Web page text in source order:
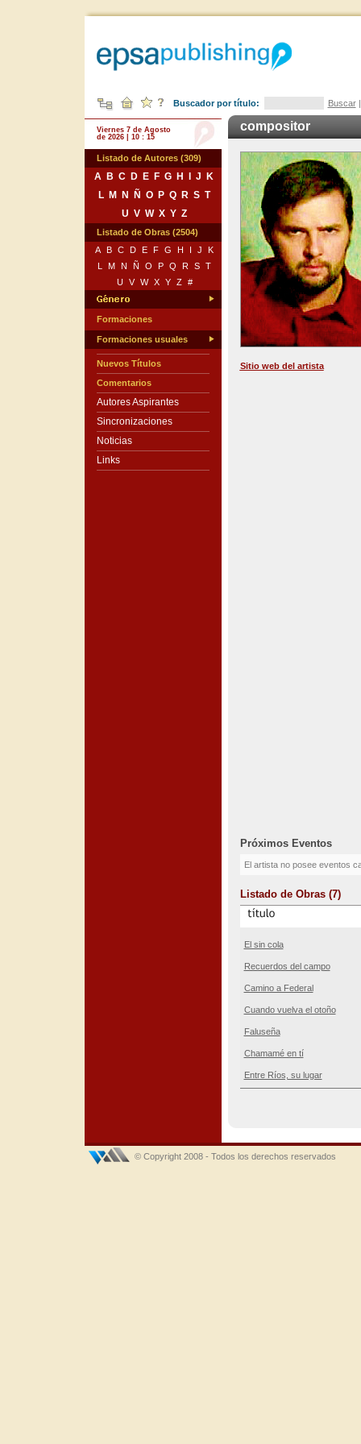
Buscador por título: Buscar
Viernes 7 de Agosto
de 2026 | 10 : 15
Listado de Autores (309)
A B C D E F G H J
K
L
M N Ñ O P Q R S T
U V W X Y Z
Listado de Obras (2504)
A
B C D E F G H I J
K
L
M N Ñ O P Q R S T
U
V W X Y Z #
Formaciones
Formaciones usuales
Nuevos Títulos
Comentarios
Autores Aspirantes
Sincronizaciones
Noticias
Links
compositor
Sitio web del artista
Próximos Eventos
El artista no posee eventos
Listado de Obras (7)
El sin cola
Recuerdos del campo
Camino a Federal
Cuando vuelva el otoño
Faluseña
Chamamé en tí
Entre Ríos, su lugar
© Copyright 2008 - Todos los derechos reservados